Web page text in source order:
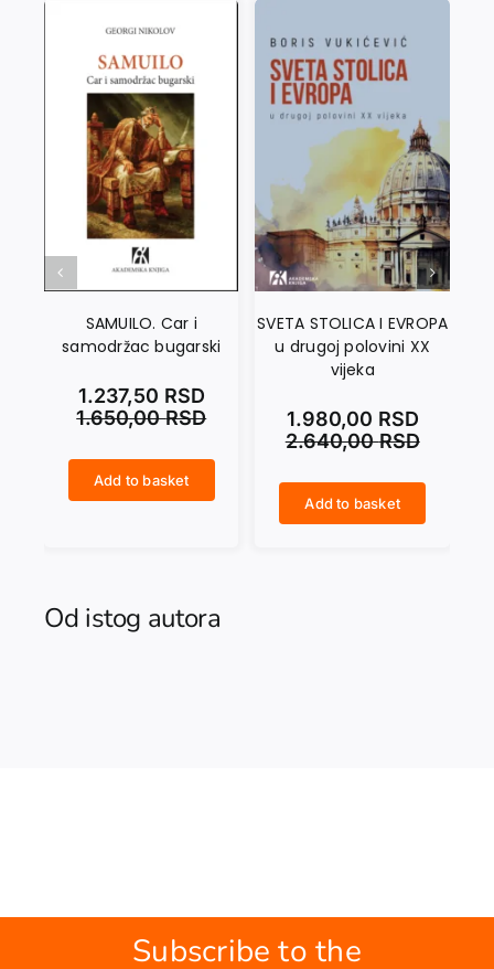
SAMUILO. Car i
samodržac bugarski
1.650,00RSD
1.237,50 RSD
Add to basket
SVETA STOLICA I EVROPA
u drugoj polovini XX
vijeka
2.640,00RSD
1.980,00 RSD
Add to basket
Od istog autora
Subscribe to the